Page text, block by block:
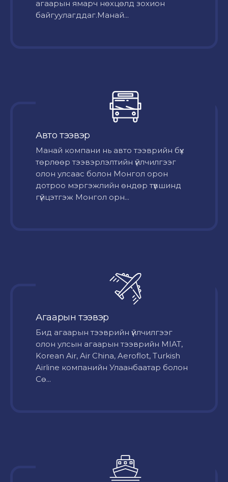
агаарын ямарч нөхцөлд зохион
байгуулагддаг.Манай...
Авто тээвэр
Mанай компани нь авто тээврийн бүх
төрлөөр тээвэрлэлтийн үйлчилгээг
олон улсаас болон Монгол орон
дотроо мэргэжлийн өндөр түвшинд
гүйцэтгэж Монгол орн...
Агаарын тээвэр
Бид агаарын тээврийн үйлчилгээг
олон улсын агаарын тээврийн MIAT,
Korean Air, Air China, Aeroflot, Turkish
Airline компанийн Улаанбаатар болон
Сө...